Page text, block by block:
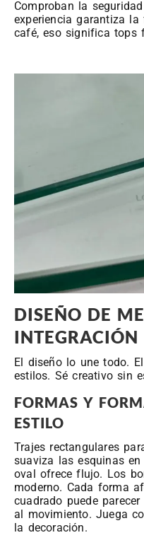
Comproban la
experiencia garantiza
café, eso significa tops
DISEÑO DE
El diseño lo une todo.
estilos. Sé creativo sin
FORMAS Y
ESTILO
Trajes rectangulares
suaviza las esquinas en
oval ofrece flujo. Los
moderno. Cada forma
cuadrado puede
al movimiento. Juega
la decoración.